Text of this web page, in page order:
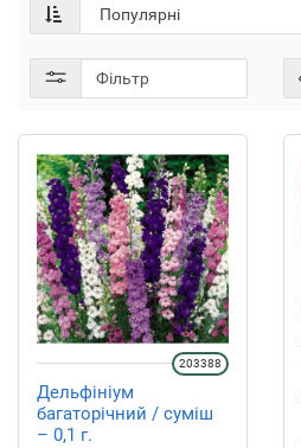
Фільтр
Дельфініум
багаторічний / суміш
– 0,1 г.
203388